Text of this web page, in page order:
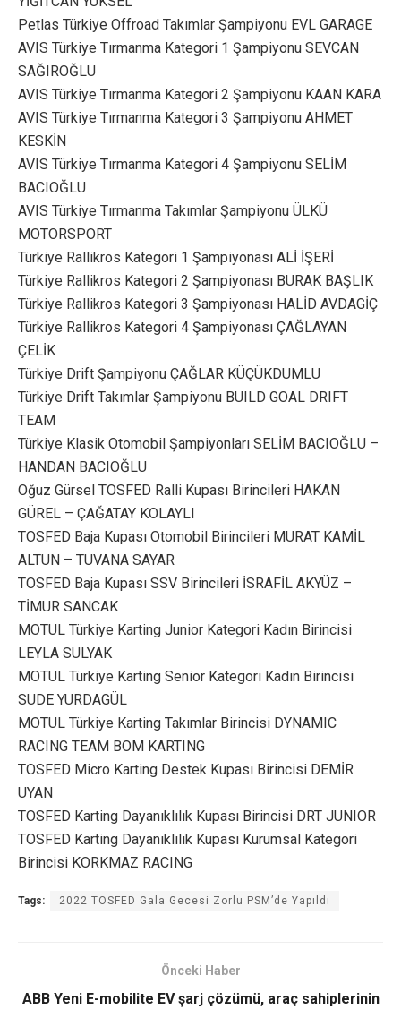
Petlas Türkiye Offroad Takımlar Şampiyonu EVL GARAGE
AVIS Türkiye Tırmanma Kategori 1 Şampiyonu SEVCAN
SAĞIROĞLU
AVIS Türkiye Tırmanma Kategori 2 Şampiyonu KAAN KARA
AVIS Türkiye Tırmanma Kategori 3 Şampiyonu AHMET
KESKİN
AVIS Türkiye Tırmanma Kategori 4 Şampiyonu SELİM
BACIOĞLU
AVIS Türkiye Tırmanma Takımlar Şampiyonu ÜLKÜ
MOTORSPORT
Türkiye Rallikros Kategori 1 Şampiyonası ALİ İŞERİ
Türkiye Rallikros Kategori 2 Şampiyonası BURAK BAŞLIK
Türkiye Rallikros Kategori 3 Şampiyonası HALİD AVDAGİÇ
Türkiye Rallikros Kategori 4 Şampiyonası ÇAĞLAYAN
ÇELİK
Türkiye Drift Şampiyonu ÇAĞLAR KÜÇÜKDUMLU
Türkiye Drift Takımlar Şampiyonu BUILD GOAL DRIFT
TEAM
Türkiye Klasik Otomobil Şampiyonları SELİM BACIOĞLU –
HANDAN BACIOĞLU
Oğuz Gürsel TOSFED Ralli Kupası Birincileri HAKAN
GÜREL – ÇAĞATAY KOLAYLI
TOSFED Baja Kupası Otomobil Birincileri MURAT KAMİL
ALTUN – TUVANA SAYAR
TOSFED Baja Kupası SSV Birincileri İSRAFİL AKYÜZ –
TİMUR SANCAK
MOTUL Türkiye Karting Junior Kategori Kadın Birincisi
LEYLA SULYAK
MOTUL Türkiye Karting Senior Kategori Kadın Birincisi
SUDE YURDAGÜL
MOTUL Türkiye Karting Takımlar Birincisi DYNAMIC
RACING TEAM BOM KARTING
TOSFED Micro Karting Destek Kupası Birincisi DEMİR
UYAN
TOSFED Karting Dayanıklılık Kupası Birincisi DRT JUNIOR
TOSFED Karting Dayanıklılık Kupası Kurumsal Kategori
Birincisi KORKMAZ RACING
Tags: 2022 TOSFED Gala Gecesi Zorlu PSM’de Yapıldı
Önceki Haber
ABB Yeni E-mobilite EV şarj çözümü, araç sahiplerinin